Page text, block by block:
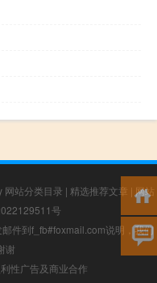
网站分类目录 | 精选推荐文章 | 网站
号
件到f_fb#foxmail.com说明，我们
谢
性广告及商业合作